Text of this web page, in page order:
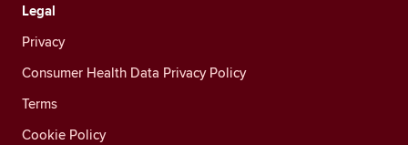
Legal
Privacy
Consumer Health Data Privacy Policy
Terms
Cookie Policy